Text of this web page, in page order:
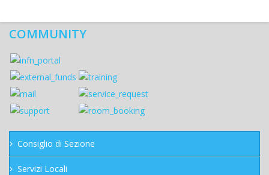
COMMUNITY
Consiglio di Sezione
Servizi Locali